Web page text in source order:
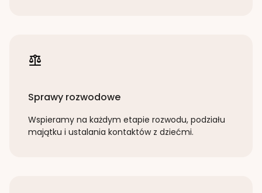
Sprawy rozwodowe
Wspieramy na każdym etapie rozwodu, podziału
majątku i ustalania kontaktów z dziećmi.